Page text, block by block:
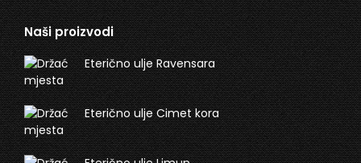
Naši proizvodi
Eterično ulje Ravensara
Eterično ulje Cimet kora